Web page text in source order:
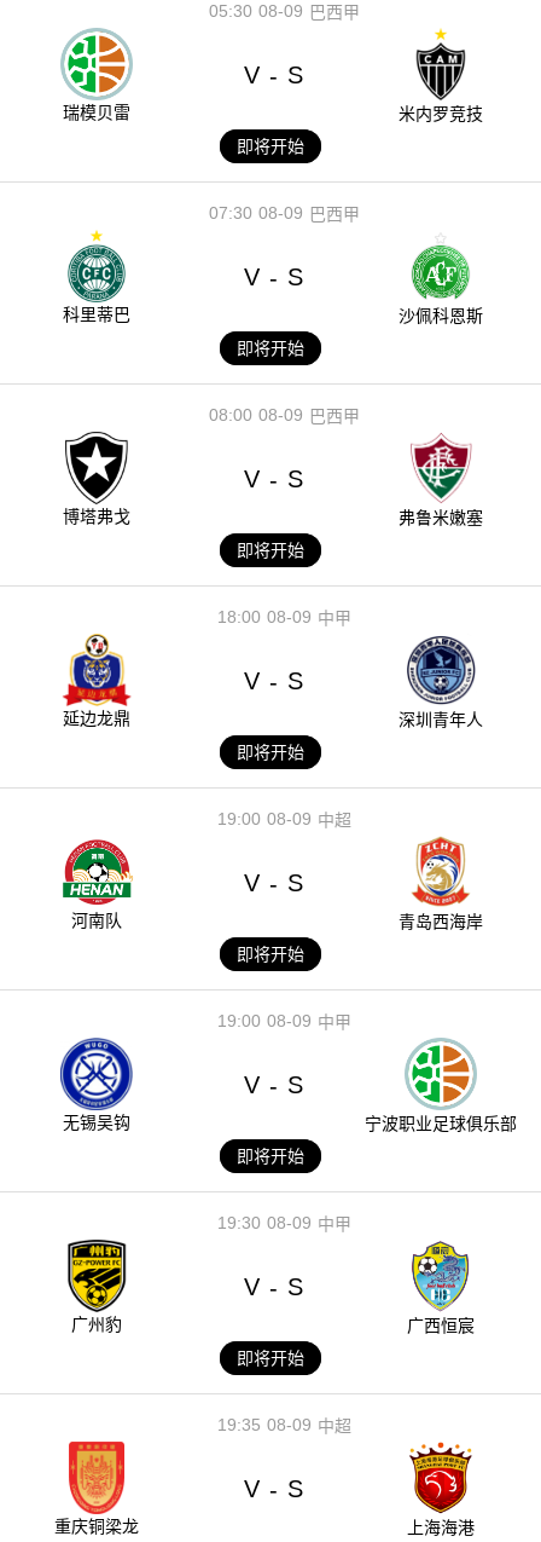
08-09
05:30 巴西甲
瑞模贝雷
V - S
米内罗竞技
即将开始
08-09
07:30 巴西甲
科里蒂巴
V - S
沙佩科恩斯
即将开始
08-09
08:00 巴西甲
博塔弗戈
V - S
弗鲁米嫩塞
即将开始
08-09
18:00 中甲
延边龙鼎
V - S
深圳青年人
即将开始
08-09
19:00 中超
河南队
V - S
青岛西海岸
即将开始
08-09
19:00 中甲
无锡吴钩
V - S
宁波职业足球俱乐部
即将开始
08-09
19:30 中甲
广州豹
V - S
广西恒宸
即将开始
08-09
19:35 中超
重庆铜梁龙
V - S
上海海港